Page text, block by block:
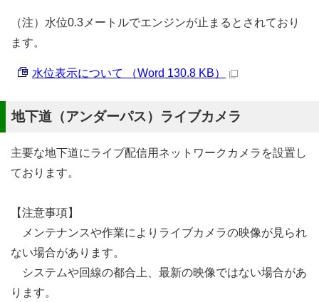
（注）水位0.3メートルでエンジンが止まるとされており
ます。
水位表示について （Word 130.8 KB）
地下道（アンダーパス）ライブカメラ
主要な地下道にライブ配信用ネットワークカメラを設置し
ております。
【注意事項】
メンテナンスや作業によりライブカメラの映像が見られ
ない場合があります。
システムや回線の都合上、最新の映像ではない場合があ
ります。